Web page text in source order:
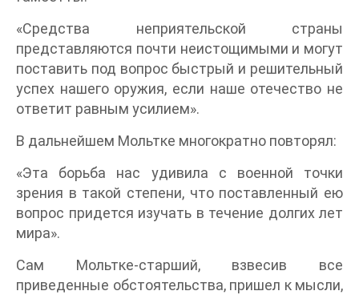
«Средства неприятельской страны
представляются почти неистощимыми и могут
поставить под вопрос быстрый и решительный
успех нашего оружия, если наше отечество не
ответит равным усилием».
В дальнейшем Мольтке многократно повторял:
«Эта борьба нас удивила с военной точки
зрения в такой степени, что поставленный ею
вопрос придется изучать в течение долгих лет
мира».
Сам Мольтке-старший, взвесив все
приведенные обстоятельства, пришел к мысли,